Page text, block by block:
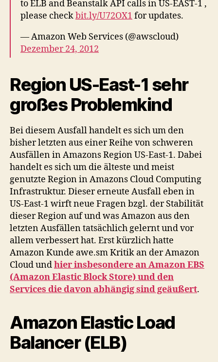
to ELB and Beanstalk API calls in US-EAST-1 ,
please checkbit.ly/U72OX1 for updates.
— Amazon Web Services (@awscloud)
Dezember 24, 2012
Region US-East-1 sehr
großes Problemkind
Bei diesem Ausfall handelt es sich um den
bisher letzten aus einer Reihe von schweren
Ausfällen in Amazons Region US-East-1. Dabei
handelt es sich um die älteste und meist
genutzte Region in Amazons Cloud Computing
Infrastruktur. Dieser erneute Ausfall eben in
US-East-1 wirft neue Fragen bzgl. der Stabilität
dieser Region auf und was Amazon aus den
letzten Ausfällen tatsächlich gelernt und vor
allem verbessert hat. Erst kürzlich hatte
Amazon Kunde awe.sm Kritik an der Amazon
Cloud undhier insbesondere an Amazon EBS
(Amazon Elastic Block Store) und den
Services die davon abhängig sind geäußert.
Amazon Elastic Load
Balancer (ELB)